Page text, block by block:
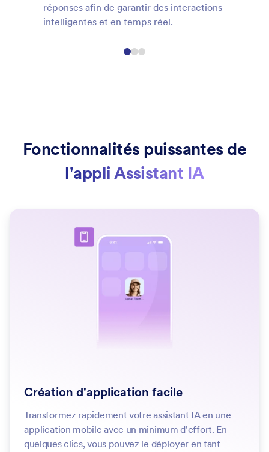
réponses afin de garantir des interactions
intelligentes et en temps réel.
Fonctionnalités puissantes de
l'appli Assistant IA
Création d'application facile
Transformez rapidement votre assistant IA en une
application mobile avec un minimum d'effort. En
quelques clics, vous pouvez le déployer en tant